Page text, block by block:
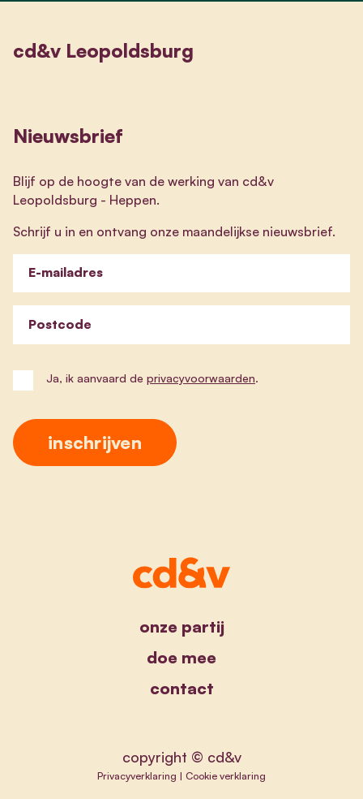
cd&v Leopoldsburg
Nieuwsbrief
Blijf op de hoogte van de werking van cd&v
Leopoldsburg - Heppen.
Schrijf u in en ontvang onze maandelijkse nieuwsbrief.
E-mailadres
Postcode
Ja, ik aanvaard de privacyvoorwaarden.
onze partij
doe mee
contact
copyright © cd&v
Privacyverklaring | Cookie verklaring